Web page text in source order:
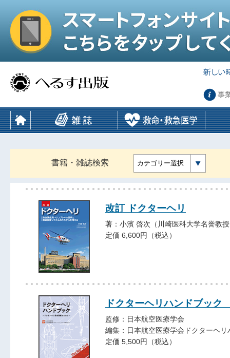
事
書籍・雑誌検索 カテゴリー選択
改訂 ドクターヘリ
著：小濱 啓次（川崎医科大学名誉教
定価 6,600円（税込）
ドクターヘリハンドブッ
監修：日本航空医療学会
編集：日本航空医療学会ドクターヘ
定価 5,500円（税込）